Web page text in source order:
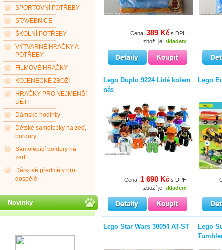
SPORTOVNÍ POTŘEBY
STAVEBNICE
ŠKOLNÍ POTŘEBY
VÝTVARNÉ HRAČKY A
POTŘEBY
FILMOVÉ HRAČKY
KOJENECKÉ ZBOŽÍ
HRAČKY PRO NEJMENŠÍ
DĚTI
Dámské hodinky
Dětské samolepky na zeď,
bordury
Samolepící bordury na
zeď
Dárkové předměty pro
dospělé
Novinky
Cena: 389 Kč s DPH
zboží je: skladem
Lego Duplo 9224 Lidé kolem
nás
Cena: 1 690 Kč s DPH
zboží je: skladem
Lego
Lego Star Wars 30054 AT-ST
Lego